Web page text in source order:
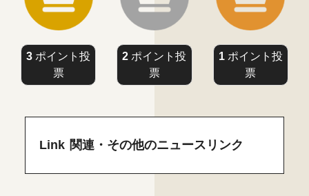
3 ポイント投
票
2 ポイント投
票
1ポイント投
票
Link 関連・その他のニュースリンク